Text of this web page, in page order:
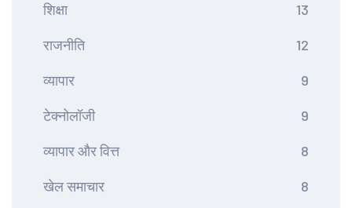
शिक्षा 13
राजनीति 12
व्यापार 9
टेक्नोलॉजी 9
व्यापार और वित्त 8
खेल समाचार 8